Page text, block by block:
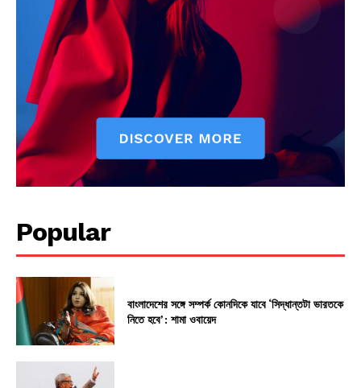
Popular
বাংলাদেশের সঙ্গে সম্পর্ক কোনদিকে যাবে ‘সিদ্ধান্তটা ভারতকে
নিতে হবে’: শামা ওবায়েদ